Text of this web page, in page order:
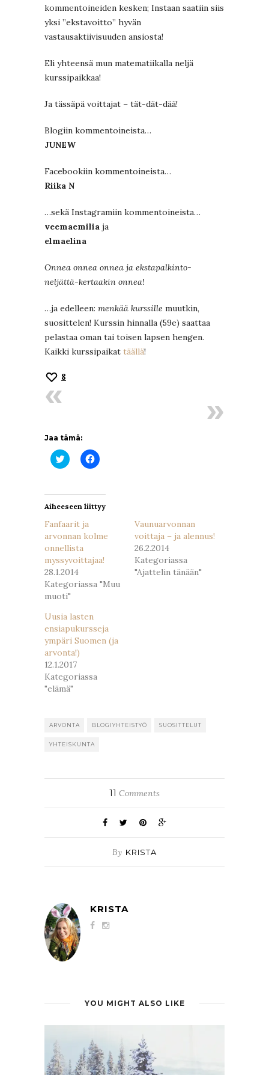
kommentoineiden kesken; Instaan saatiin siis
yksi ”ekstavoitto” hyvän
vastausaktiivisuuden ansiosta!
Eli yhteensä mun matematiikalla neljä
kurssipaikkaa!
Ja tässäpä voittajat – tät-dät-dää!
Blogiin kommentoineista…
JUNEW
Facebookiin kommentoineista…
Riika N
…sekä Instagramiin kommentoineista…
veemaemilia ja
elmaelina
Onnea onnea onnea ja ekstapalkinto-
neljättä-kertaakin onnea!
…ja edelleen: menkää kurssille muutkin,
suosittelen! Kurssin hinnalla (59e) saattaa
pelastaa oman tai toisen lapsen hengen.
Kaikki kurssipaikat täällä!
8
Jaa tämä:
Jaa
Twitterissä(Avautuu
Jaa
Facebookissa(Avautuu
Aiheeseen liittyy
Fanfaarit ja
arvonnan kolme
onnellista
myssyvoittajaa!
28.1.2014
Kategoriassa "Muu
muoti"
Vaunuarvonnan
voittaja – ja alennus!
26.2.2014
Kategoriassa
"Ajattelin tänään"
Uusia lasten
ensiapukursseja
ympäri Suomen (ja
arvonta!)
12.1.2017
Kategoriassa
"elämä"
ARVONTA BLOGIYHTEISTYÖ SUOSITTELUT
YHTEISKUNTA
11 Comments
By KRISTA
KRISTA
YOU MIGHT ALSO LIKE